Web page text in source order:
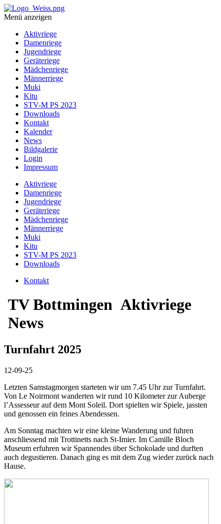
Menü anzeigen
Aktivriege
Damenriege
Jugendriege
Geräteriege
Mädchenriege
Männerriege
Muki
Kitu
STV-M PS 2023
Downloads
Kontakt
Kalender
News
Bildgalerie
Login
Impressum
Aktivriege
Damenriege
Jugendriege
Geräteriege
Mädchenriege
Männerriege
Muki
Kitu
STV-M PS 2023
Downloads
Kontakt
TV Bottmingen Aktivriege
News
Turnfahrt 2025
12-09-25
Letzten Samstagmorgen starteten wir um 7.45 Uhr zur Turnfahrt.
Von Le Noirmont wanderten wir rund 10 Kilometer zur Auberge
l’Assesseur auf dem Mont Soleil. Dort spielten wir Spiele, jassten
und genossen ein feines Abendessen.
Am Sonntag machten wir eine kleine Wanderung und fuhren
anschliessend mit Trottinetts nach St-Imier. Im Camille Bloch
Museum erfuhren wir Spannendes über Schokolade und durften
auch degustieren. Danach ging es mit dem Zug wieder zurück nach
Hause.